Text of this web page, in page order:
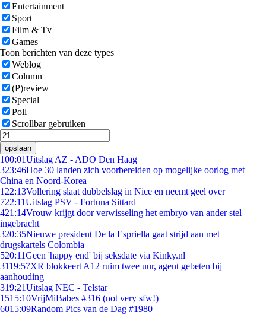
Entertainment
Sport
Film & Tv
Games
Toon berichten van deze types
Weblog
Column
(P)review
Special
Poll
Scrollbar gebruiken
opslaan
100:01Uitslag AZ - ADO Den Haag
323:46Hoe 30 landen zich voorbereiden op mogelijke oorlog met
China en Noord-Korea
1 22:13Vollering slaat dubbelslag in Nice en neemt geel over
722:11Uitslag PSV - Fortuna Sittard
421:14Vrouw krijgt door verwisseling het embryo van ander stel
ingebracht
320:35Nieuwe president De la Espriella gaat strijd aan met
drugskartels Colombia
520:11Geen 'happy end' bij seksdate via Kinky.nl
3119:57XR blokkeert A12 ruim twee uur, agent gebeten bij
aanhouding
319:21Uitslag NEC - Telstar
1515:10VrijMiBabes #316 (not very sfw!)
6015:09Random Pics van de Dag #1980